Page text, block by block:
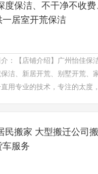
度保洁、不干净不收
一居室开荒保洁
：【店铺介绍】广州怡佳保
洁、新居开荒、别墅开荒、
用专业的技术，专注的太度
民搬家 大型搬迁公司
车服务